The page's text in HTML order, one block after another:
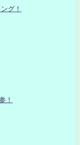
グ！
！